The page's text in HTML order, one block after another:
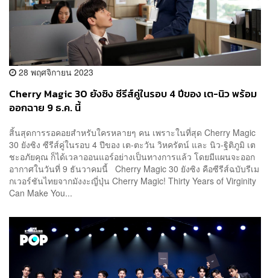
28 พฤศจิกายน 2023
Cherry Magic 30 ยังซิง ซีรีส์คู่ในรอบ 4 ปีของ เต-นิว พร้อม
ออกฉาย 9 ธ.ค. นี้
สิ้นสุดการรอคอยสำหรับใครหลายๆ คน เพราะในที่สุด Cherry Magic
30 ยังซิง ซีรีส์คู่ในรอบ 4 ปีของ เต-ตะวัน วิหครัตน์ และ นิว-ฐิติภูมิ เต
ชะอภัยคุณ ก็ได้เวลาออนแอร์อย่างเป็นทางการแล้ว โดยมีแผนจะออก
อากาศในวันที่ 9 ธันวาคมนี้ Cherry Magic 30 ยังซิง คือซีรีส์ฉบับรีเม
กเวอร์ชันไทยจากมังงะญี่ปุ่น Cherry Magic! Thirty Years of Virginity
Can Make You...